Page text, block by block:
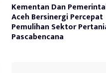
Kementan Dan
Aceh Bersinergi Percepat
Pemulihan Sektor
Pascabencana